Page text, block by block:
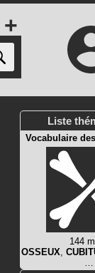
+
Liste
Vocabulaire
144
OSSEUX,
…